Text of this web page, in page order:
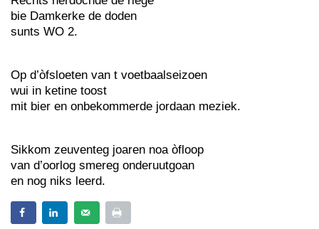
bie Damkerke de doden
sunts WO 2.
Op d’òfsloeten van t voetbaalseizoen
wui in ketine toost
mit bier en onbekommerde jordaan meziek.
Sikkom zeuventeg joaren noa òfloop
van d’oorlog smereg onderuutgoan
en nog niks leerd.